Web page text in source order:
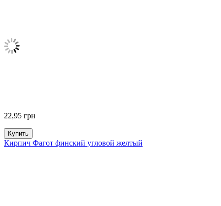
22,95 грн
Купить
Кирпич Фагот финский угловой желтый